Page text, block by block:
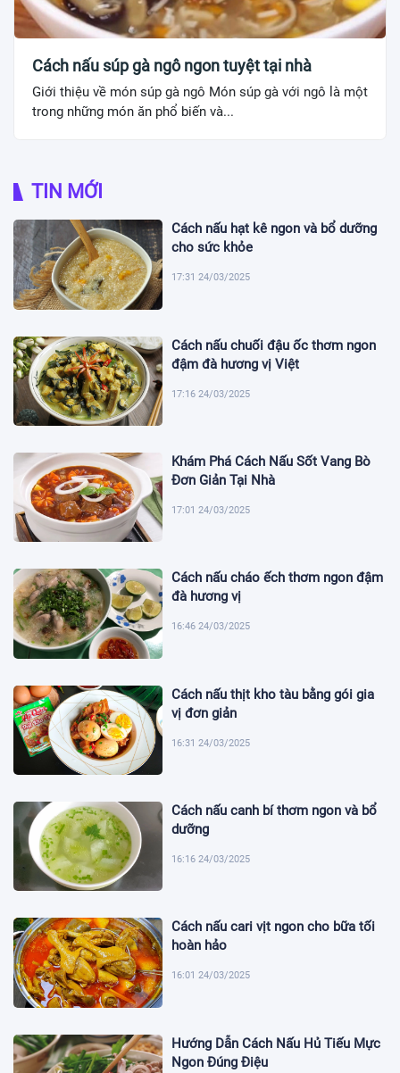
Cách nấu súp gà ngô ngon tuyệt tại nhà
Giới thiệu về món súp gà ngô Món súp gà với ngô là một
trong những món ăn phổ biến và...
TIN MỚI
Cách nấu hạt kê ngon và bổ dưỡng
cho sức khỏe
17:31 24/03/2025
Cách nấu chuối đậu ốc thơm ngon
đậm đà hương vị Việt
17:16 24/03/2025
Khám Phá Cách Nấu Sốt Vang Bò
Đơn Giản Tại Nhà
17:01 24/03/2025
Cách nấu cháo ếch thơm ngon đậm
đà hương vị
16:46 24/03/2025
Cách nấu thịt kho tàu bằng gói gia
vị đơn giản
16:31 24/03/2025
Cách nấu canh bí thơm ngon và bổ
dưỡng
16:16 24/03/2025
Cách nấu cari vịt ngon cho bữa tối
hoàn hảo
16:01 24/03/2025
Hướng Dẫn Cách Nấu Hủ Tiếu Mực
Ngon Đúng Điệu